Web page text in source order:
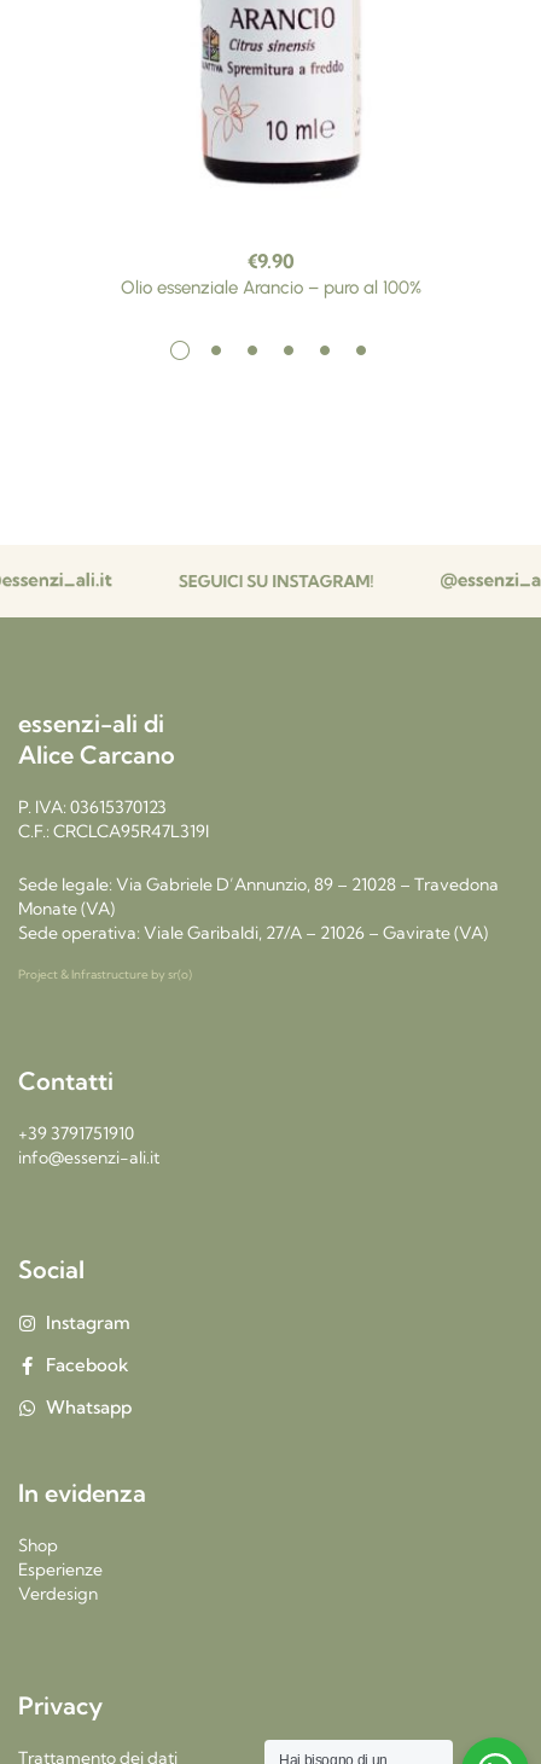
€9.90
Olio essenziale Arancio – puro al 100%
essenzi-ali di
Alice Carcano
P. IVA: 03615370123
C.F.: CRCLCA95R47L319I
Sede legale: Via Gabriele D’Annunzio, 89 – 21028 – Travedona
Monate (VA)
Sede operativa: Viale Garibaldi, 27/A – 21026 – Gavirate (VA)
Project & Infrastructure by sr(o)
Contatti
+39 3791751910
info@essenzi-ali.it
Social
Instagram
Facebook
Whatsapp
In evidenza
Shop
Esperienze
Verdesign
Privacy
Trattamento dei dati Hai bisogno di un